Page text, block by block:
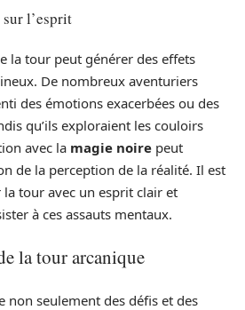
l’esprit
la tour peut générer des effets
De nombreux aventuriers
des émotions exacerbées ou des
qu’ils exploraient les couloirs
avec la magie noire peut
de la perception de la réalité. Il est
la tour avec un esprit clair et
à ces assauts mentaux.
la tour arcanique
non seulement des défis et des